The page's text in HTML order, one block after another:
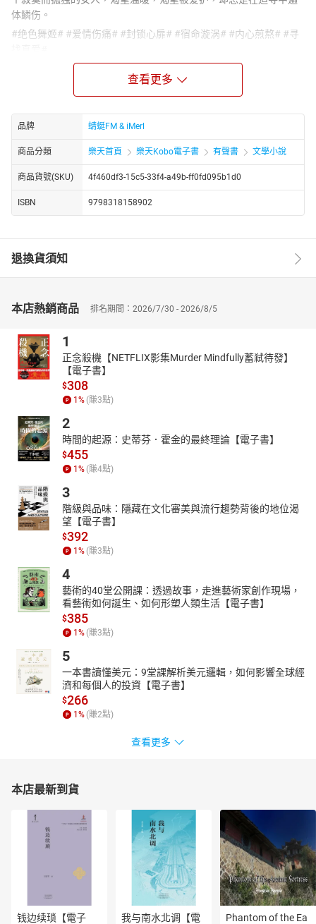
体鳞伤。
#绝色舞姬# #爱情伤痛# #封锁心扉# #宿命漩涡# #内心煎熬# #寻
为了不再受伤，她选择封锁自己的心扉，用冷漠和疏离作为自己的
保护色。她以为，只有这样，才能逃离那无尽的痛苦和纠葛。然
而，命运却似乎总爱与她开玩笑。在她即将达到目的，以为自己可
以安然度过余生时，内心的煎熬却如影随形，让她无法真正释怀。
她试图远离是非，远离那些让她心痛的人和事，却一次又一次地被
牵扯进宿命的漩涡之中。每一次的挣扎，每一次的逃离，都似乎只
是让她陷得更深。在这场倾城之劫中，她逐渐发现，原来不懂爱
的，一直是她自己。她开始学习如何去面对自己的内心，如何去接
http://www.youtube.com/channel/UC2yhCURng4uUj_phEqZwKig/
查看更多
品牌 蜻蜓FM & iMerl
商品分類 樂天首頁 樂天Kobo電子書 有聲書 文學小說
商品貨號(SKU) 4f460df3-15c5-33f4-a49b-ff0fd095b1d0
ISBN 9798318158902
退換貨須知
本店熱銷商品 排名期間：2026/7/30 - 2026/8/5
1
正念殺機【NETFLIX影集Murder Mindfully蓄弒待發】
【電子書】
$308
1 % (賺3點)
2
時間的起源：史蒂芬．霍金的最終理論【電子書】
$455
1 % (賺4點)
3
階級與品味：隱藏在文化審美與流行趨勢背後的地位渴
望【電子書】
$392
1 % (賺3點)
4
藝術的40堂公開課：透過故事，走進藝術家創作現場，
看藝術如何誕生、如何形塑人類生活【電子書】
$385
1 % (賺3點)
5
一本書讀懂美元：9堂課解析美元邏輯，如何影響全球經
濟和每個人的投資【電子書】
$266
1 % (賺2點)
查看更多
本店最新到貨
钱边续琐【電子
我与南水北调【電
Phantom of the Ea